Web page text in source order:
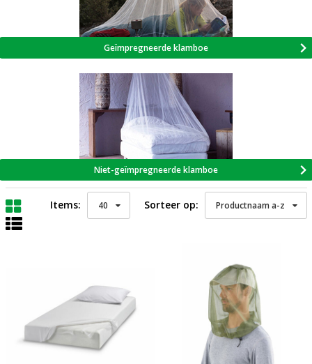
Geïmpregneerde klamboe
Niet-geïmpregneerde klamboe
Sorteer op: Productnaam a-z
Items: 40